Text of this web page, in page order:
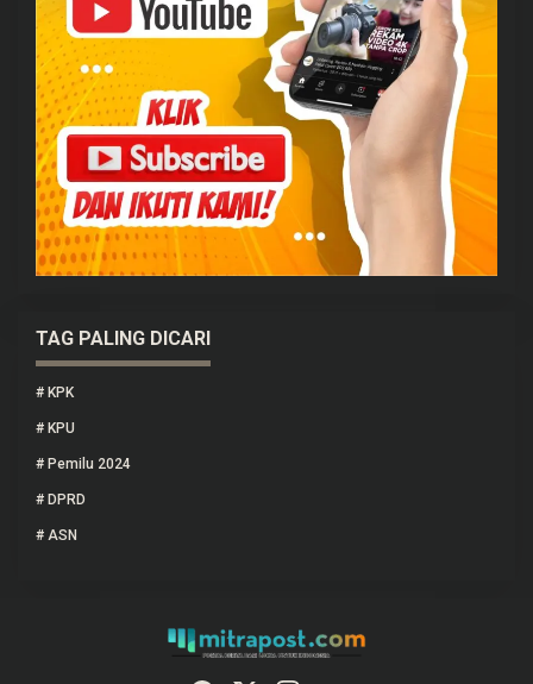
TAG PALING DICARI
# KPK
# KPU
# Pemilu 2024
# DPRD
# ASN